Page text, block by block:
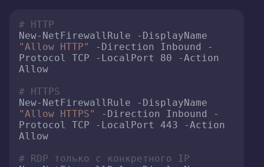
# HTTP
"Allow HTTP"
-Direction Inbound -
Protocol TCP -LocalPort 80 -Action
Allow
# HTTPS
"Allow HTTPS"
-Direction Inbound -
Protocol TCP -LocalPort 443 -Action
Allow
# RDP только с конкретного IP